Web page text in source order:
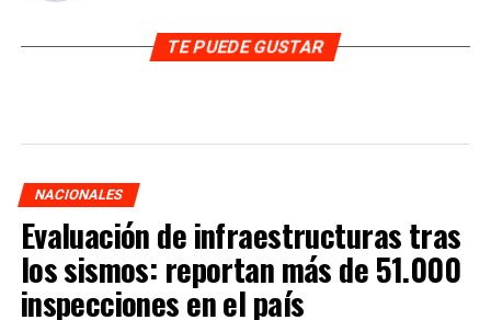
TE PUEDE GUSTAR
NACIONALES
Evaluación de infraestructuras tras
los sismos: reportan más de 51.000
inspecciones en el país